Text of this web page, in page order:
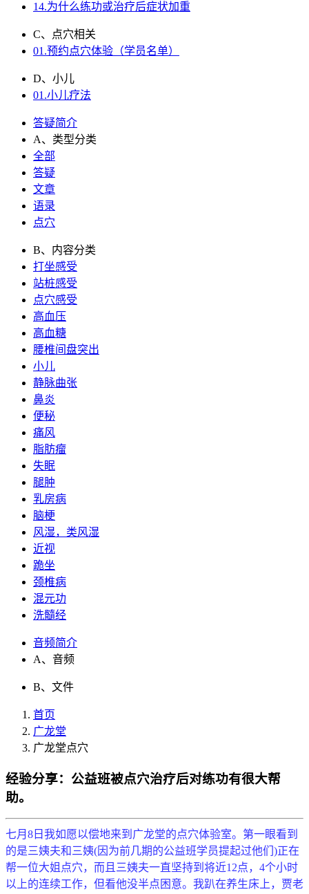
14.为什么练功或治疗后症状加重
C、点穴相关
01.预约点穴体验（学员名单）
D、小儿
01.小儿疗法
答疑简介
A、类型分类
全部
答疑
文章
语录
点穴
B、内容分类
打坐感受
站桩感受
点穴感受
高血压
高血糖
腰椎间盘突出
小儿
静脉曲张
鼻炎
便秘
痛风
脂肪瘤
失眠
腿肿
乳房病
脑梗
风湿，类风湿
近视
跪坐
颈椎病
混元功
洗髓经
音频简介
A、音频
B、文件
首页
广龙堂
广龙堂点穴
经验分享：公益班被点穴治疗后对练功有很大帮
助。
七月8日我如愿以偿地来到广龙堂的点穴体验室。第一眼看到
的是三姨夫和三姨(因为前几期的公益班学员提起过他们)正在
帮一位大姐点穴，而且三姨夫一直坚持到将近12点，4个小时
以上的连续工作，但看他没半点困意。我趴在养生床上，贾老